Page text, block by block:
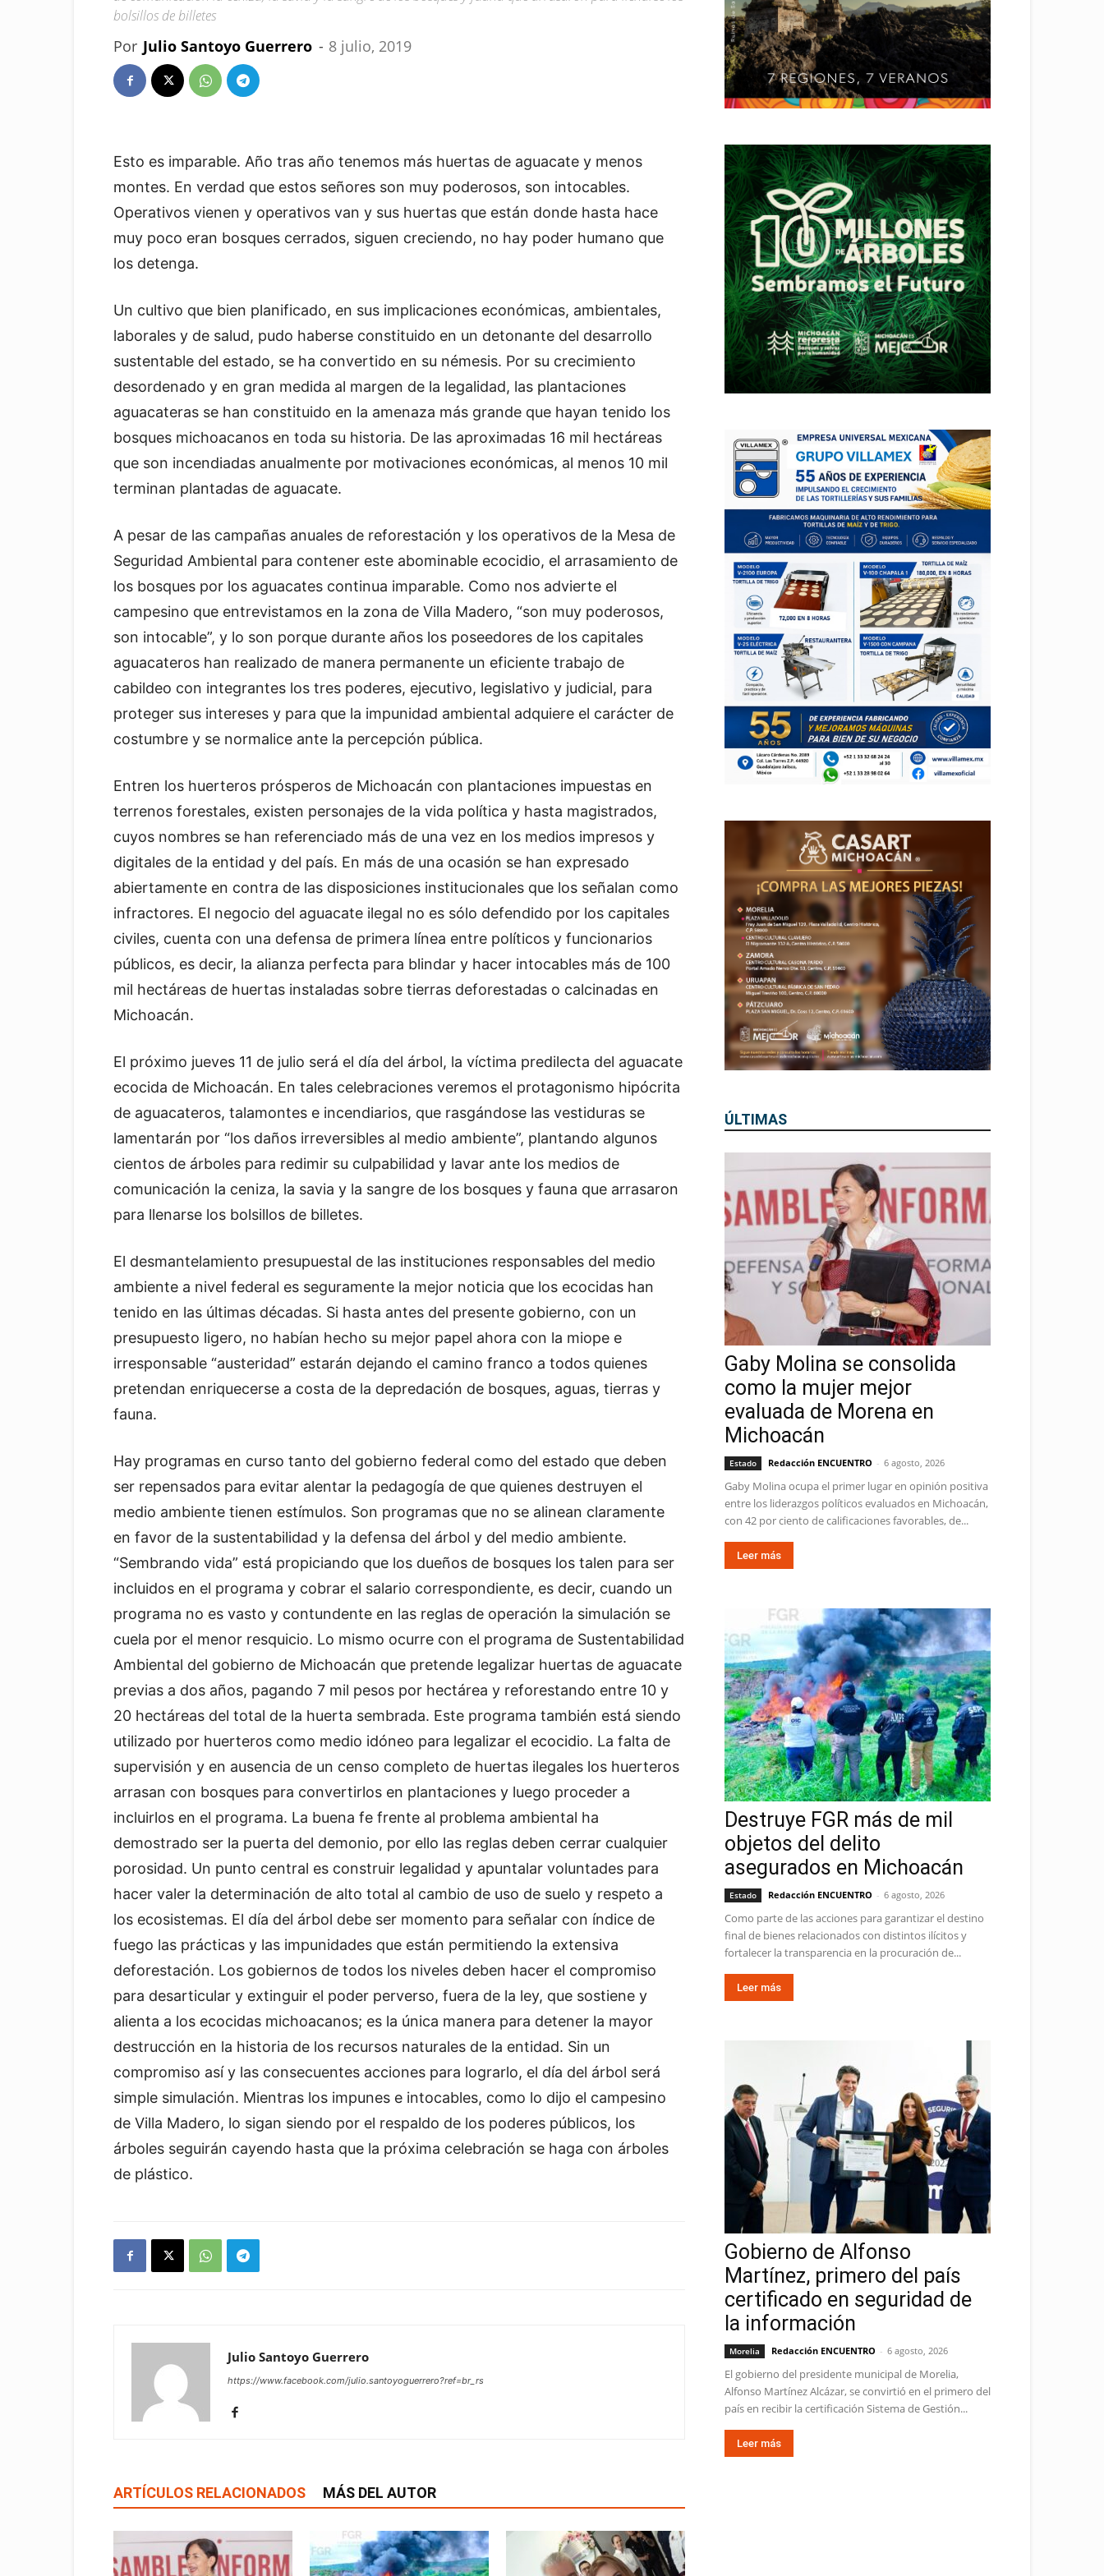
bolsillos de billetes
Por Julio Santoyo Guerrero - 8 julio, 2019
Esto es imparable. Año tras año tenemos más huertas de aguacate y menos
montes. En verdad que estos señores son muy poderosos, son intocables.
Operativos vienen y operativos van y sus huertas que están donde hasta hace
muy poco eran bosques cerrados, siguen creciendo, no hay poder humano que
los detenga.
Un cultivo que bien planificado, en sus implicaciones económicas, ambientales,
laborales y de salud, pudo haberse constituido en un detonante del desarrollo
sustentable del estado, se ha convertido en su némesis. Por su crecimiento
desordenado y en gran medida al margen de la legalidad, las plantaciones
aguacateras se han constituido en la amenaza más grande que hayan tenido los
bosques michoacanos en toda su historia. De las aproximadas 16 mil hectáreas
que son incendiadas anualmente por motivaciones económicas, al menos 10 mil
terminan plantadas de aguacate.
A pesar de las campañas anuales de reforestación y los operativos de la Mesa de
Seguridad Ambiental para contener este abominable ecocidio, el arrasamiento de
los bosques por los aguacates continua imparable. Como nos advierte el
campesino que entrevistamos en la zona de Villa Madero, “son muy poderosos,
son intocable”, y lo son porque durante años los poseedores de los capitales
aguacateros han realizado de manera permanente un eficiente trabajo de
cabildeo con integrantes los tres poderes, ejecutivo, legislativo y judicial, para
proteger sus intereses y para que la impunidad ambiental adquiere el carácter de
costumbre y se normalice ante la percepción pública.
Entren los huerteros prósperos de Michoacán con plantaciones impuestas en
terrenos forestales, existen personajes de la vida política y hasta magistrados,
cuyos nombres se han referenciado más de una vez en los medios impresos y
digitales de la entidad y del país. En más de una ocasión se han expresado
abiertamente en contra de las disposiciones institucionales que los señalan como
infractores. El negocio del aguacate ilegal no es sólo defendido por los capitales
civiles, cuenta con una defensa de primera línea entre políticos y funcionarios
públicos, es decir, la alianza perfecta para blindar y hacer intocables más de 100
mil hectáreas de huertas instaladas sobre tierras deforestadas o calcinadas en
Michoacán.
El próximo jueves 11 de julio será el día del árbol, la víctima predilecta del aguacate
ecocida de Michoacán. En tales celebraciones veremos el protagonismo hipócrita
de aguacateros, talamontes e incendiarios, que rasgándose las vestiduras se
lamentarán por “los daños irreversibles al medio ambiente”, plantando algunos
cientos de árboles para redimir su culpabilidad y lavar ante los medios de
comunicación la ceniza, la savia y la sangre de los bosques y fauna que arrasaron
para llenarse los bolsillos de billetes.
El desmantelamiento presupuestal de las instituciones responsables del medio
ambiente a nivel federal es seguramente la mejor noticia que los ecocidas han
tenido en las últimas décadas. Si hasta antes del presente gobierno, con un
presupuesto ligero, no habían hecho su mejor papel ahora con la miope e
irresponsable “austeridad” estarán dejando el camino franco a todos quienes
pretendan enriquecerse a costa de la depredación de bosques, aguas, tierras y
fauna.
Hay programas en curso tanto del gobierno federal como del estado que deben
ser repensados para evitar alentar la pedagogía de que quienes destruyen el
medio ambiente tienen estímulos. Son programas que no se alinean claramente
en favor de la sustentabilidad y la defensa del árbol y del medio ambiente.
“Sembrando vida” está propiciando que los dueños de bosques los talen para ser
incluidos en el programa y cobrar el salario correspondiente, es decir, cuando un
programa no es vasto y contundente en las reglas de operación la simulación se
cuela por el menor resquicio. Lo mismo ocurre con el programa de Sustentabilidad
Ambiental del gobierno de Michoacán que pretende legalizar huertas de aguacate
previas a dos años, pagando 7 mil pesos por hectárea y reforestando entre 10 y
20 hectáreas del total de la huerta sembrada. Este programa también está siendo
utilizado por huerteros como medio idóneo para legalizar el ecocidio. La falta de
supervisión y en ausencia de un censo completo de huertas ilegales los huerteros
arrasan con bosques para convertirlos en plantaciones y luego proceder a
incluirlos en el programa. La buena fe frente al problema ambiental ha
demostrado ser la puerta del demonio, por ello las reglas deben cerrar cualquier
porosidad. Un punto central es construir legalidad y apuntalar voluntades para
hacer valer la determinación de alto total al cambio de uso de suelo y respeto a
los ecosistemas. El día del árbol debe ser momento para señalar con índice de
fuego las prácticas y las impunidades que están permitiendo la extensiva
deforestación. Los gobiernos de todos los niveles deben hacer el compromiso
para desarticular y extinguir el poder perverso, fuera de la ley, que sostiene y
alienta a los ecocidas michoacanos; es la única manera para detener la mayor
destrucción en la historia de los recursos naturales de la entidad. Sin un
compromiso así y las consecuentes acciones para lograrlo, el día del árbol será
simple simulación. Mientras los impunes e intocables, como lo dijo el campesino
de Villa Madero, lo sigan siendo por el respaldo de los poderes públicos, los
árboles seguirán cayendo hasta que la próxima celebración se haga con árboles
de plástico.
Julio Santoyo Guerrero
https://www.facebook.com/julio.santoyoguerrero?ref=br_rs
ARTÍCULOS RELACIONADOS MÁS DEL AUTOR
ÚLTIMAS
Gaby Molina se consolida
como la mujer mejor
evaluada de Morena en
Michoacán
Estado Redacción ENCUENTRO - 6 agosto, 2026
Gaby Molina ocupa el primer lugar en opinión positiva
entre los liderazgos políticos evaluados en Michoacán,
con 42 por ciento de calificaciones favorables, de...
Leer más
Destruye FGR más de mil
objetos del delito
asegurados en Michoacán
Estado Redacción ENCUENTRO - 6 agosto, 2026
Como parte de las acciones para garantizar el destino
final de bienes relacionados con distintos ilícitos y
fortalecer la transparencia en la procuración de...
Leer más
Gobierno de Alfonso
Martínez, primero del país
certificado en seguridad de
la información
Morelia Redacción ENCUENTRO - 6 agosto, 2026
El gobierno del presidente municipal de Morelia,
Alfonso Martínez Alcázar, se convirtió en el primero del
país en recibir la certificación Sistema de Gestión...
Leer más